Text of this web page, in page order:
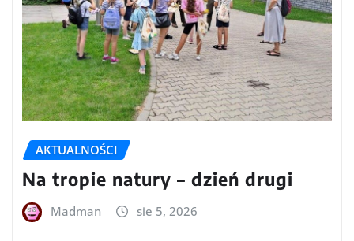
AKTUALNOŚCI
Na tropie natury – dzień drugi
Madman sie 5, 2026